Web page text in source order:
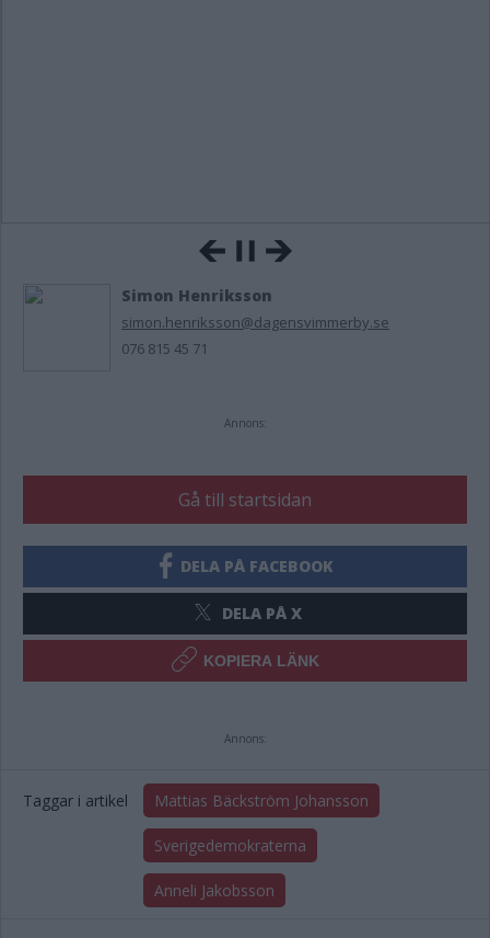
Simon Henriksson
simon.henriksson@dagensvimmerby.se
076 815 45 71
Annons:
Gå till startsidan
DELA PÅ FACEBOOK
DELA PÅ X
KOPIERA LÄNK
Annons:
Taggar i artikel Mattias Bäckström Johansson
Sverigedemokraterna
Anneli Jakobsson